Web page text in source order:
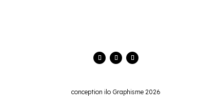
conception ilo Graphisme 2026